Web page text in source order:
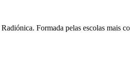
Formada pelas escolas mais